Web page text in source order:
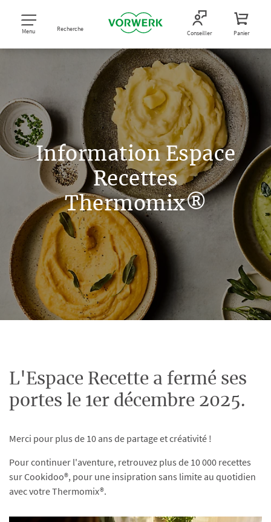
Menu Recherche Conseiller Panier
Information Espace
Recettes
Thermomix®
L'Espace Recette a fermé ses
portes le 1er décembre 2025.
Merci pour plus de 10 ans de partage et créativité !
Pour continuer l'aventure, retrouvez plus de 10 000 recettes
sur Cookidoo®, pour une insipration sans limite au quotidien
avec votre Thermomix®.